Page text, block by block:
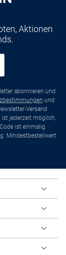
Aktionen
abonnieren und
und
Versand
ist jederzeit möglich,
ist einmalig
Mindestbestellwert